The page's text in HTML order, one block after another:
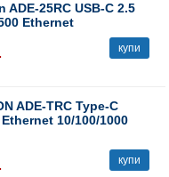
25RC USB-C 2.5
Ethernet
купи
ADE-TRC Type-C
10/100/1000
купи